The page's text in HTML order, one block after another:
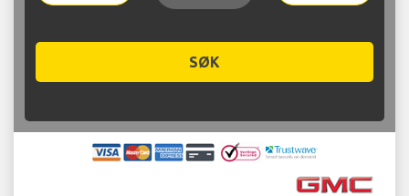
SØK